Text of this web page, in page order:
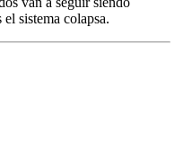
sistema colapsa.